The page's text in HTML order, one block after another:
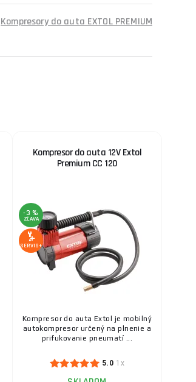
Kompresory do auta EXTOL PREMIUM
Kompresor do auta 12V Extol
Premium CC 120
-3 %
ZĽAVA
SERVIS+
Kompresor do auta Extol je mobilný
autokompresor určený na plnenie a
prifukovanie pneumatí ...
5.0 1x